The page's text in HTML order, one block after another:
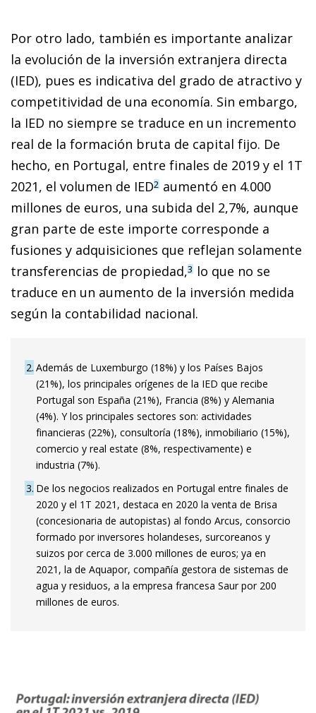
Por otro lado, también es importante analizar
la evolución de la inversión extranjera directa
(IED), pues es indicativa del grado de atractivo y
competitividad de una economía. Sin embargo,
la IED no siempre se traduce en un incremento
real de la formación bruta de capital fijo. De
hecho, en Portugal, entre finales de 2019 y el 1T
2021, el volumen de IED2 aumentó en 4.000
millones de euros, una subida del 2,7%, aunque
gran parte de este importe corresponde a
fusiones y adquisiciones que reflejan solamente
transferencias de propiedad,3 lo que no se
traduce en un aumento de la inversión medida
según la contabilidad nacional.
2 Además de Luxemburgo (18%) y los Países Bajos
(21%), los principales orígenes de la IED que recibe
Portugal son España (21%), Francia (8%) y Alemania
(4%). Y los principales sectores son: actividades
financieras (22%), consultoría (18%), inmobiliario (15%),
comercio y real estate (8%, respectivamente) e
industria (7%).
3 De los negocios realizados en Portugal entre finales de
2020 y el 1T 2021, destaca en 2020 la venta de Brisa
(concesionaria de autopistas) al fondo Arcus, consorcio
formado por inversores holandeses, surcoreanos y
suizos por cerca de 3.000 millones de euros; ya en
2021, la de Aquapor, compañía gestora de sistemas de
agua y residuos, a la empresa francesa Saur por 200
millones de euros.